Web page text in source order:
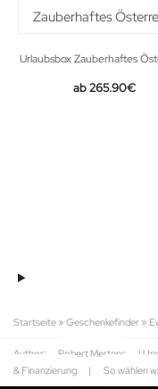
Urlaubsbox Zauberhaftes
265.90€
Startseite » Geschenkefinder »
Author: Robert Mertens |
& Finanzierung
| So wählen